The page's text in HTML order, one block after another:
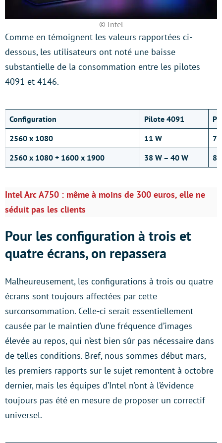
© Intel
Comme en témoignent les valeurs rapportées ci-
dessous, les utilisateurs ont noté une baisse
substantielle de la consommation entre les pilotes
4091 et 4146.
Configuration Pilote 4091
2560 x 1080
11 W
7
2560 x 1080 + 1600 x 1900
38 W – 40 W 8
Intel Arc A750 : même à moins de 300 euros, elle ne
séduit pas les clients
Pour les configuration à trois et
quatre écrans, on repassera
Malheureusement, les configurations à trois ou quatre
écrans sont toujours affectées par cette
surconsommation. Celle-ci serait essentiellement
causée par le maintien d’une fréquence d’images
élevée au repos, qui n’est bien sûr pas nécessaire dans
de telles conditions. Bref, nous sommes début mars,
les premiers rapports sur le sujet remontent à octobre
dernier, mais les équipes d’Intel n’ont à l’évidence
toujours pas été en mesure de proposer un correctif
universel.